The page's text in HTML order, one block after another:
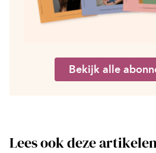
Bekijk alle
Lees ook deze